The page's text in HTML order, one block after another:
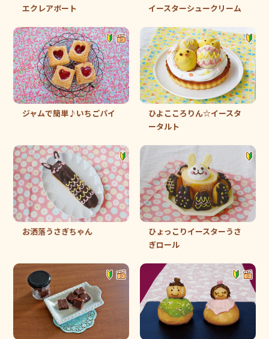
エクレアボート イースターシュークリーム
ジャムで簡単♪いちごパイ
ひよこころりん☆イースタ
ータルト
お洒落うさぎちゃん
ひょっこりイースターうさ
ぎロール